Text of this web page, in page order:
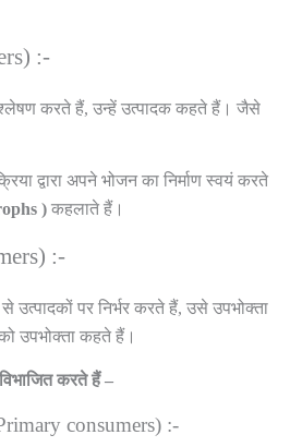
:-
करते हैं, उन्हें उत्पादक कहते हैं। जैसे
द्वारा अपने भोजन का निर्माण स्वयं करते
) कहलाते हैं।
:-
उत्पादकों पर निर्भर करते हैं, उसे उपभोक्ता
उपभोक्ता कहते हैं।
करते हैं –
consumers) :-